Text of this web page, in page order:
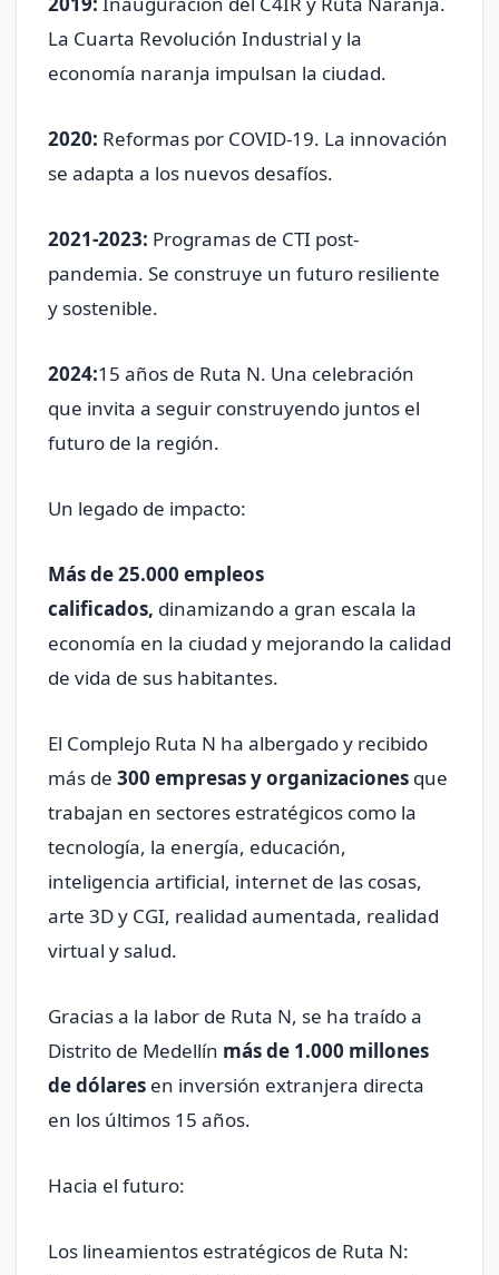
La Cuarta Revolución Industrial y la
economía naranja impulsan la ciudad.
2020: Reformas por COVID-19. La innovación
se adapta a los nuevos desafíos.
2021-2023: Programas de CTI post-
pandemia. Se construye un futuro resiliente
y sostenible.
2024:15 años de Ruta N. Una celebración
que invita a seguir construyendo juntos el
futuro de la región.
Un legado de impacto:
Más de 25.000 empleos
calificados, dinamizando a gran escala la
economía en la ciudad y mejorando la calidad
de vida de sus habitantes.
El Complejo Ruta N ha albergado y recibido
más de 300 empresas y organizaciones que
trabajan en sectores estratégicos como la
tecnología, la energía, educación,
inteligencia artificial, internet de las cosas,
arte 3D y CGI, realidad aumentada, realidad
virtual y salud.
Gracias a la labor de Ruta N, se ha traído a
Distrito de Medellín más de 1.000 millones
de dólares en inversión extranjera directa
en los últimos 15 años.
Hacia el futuro:
Los lineamientos estratégicos de Ruta N: